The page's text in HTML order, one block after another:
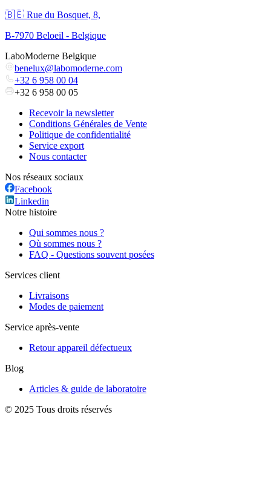
🇧🇪 Rue du Bosquet, 8,
B-7970 Beloeil - Belgique
LaboModerne Belgique
benelux@labomoderne.com
+32 6 958 00 04
+32 6 958 00 05
Recevoir la newsletter
Conditions Générales de Vente
Politique de confidentialité
Service export
Nous contacter
Nos réseaux sociaux
Facebook
Linkedin
Notre histoire
Qui sommes nous ?
Où sommes nous ?
FAQ - Questions souvent posées
Services client
Livraisons
Modes de paiement
Service après-vente
Retour appareil défectueux
Blog
Articles & guide de laboratoire
© 2025 Tous droits réservés